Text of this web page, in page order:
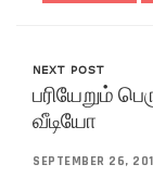
NEXT POST
பரியேறும்
வீடியோ
SEPTEMBER 26,